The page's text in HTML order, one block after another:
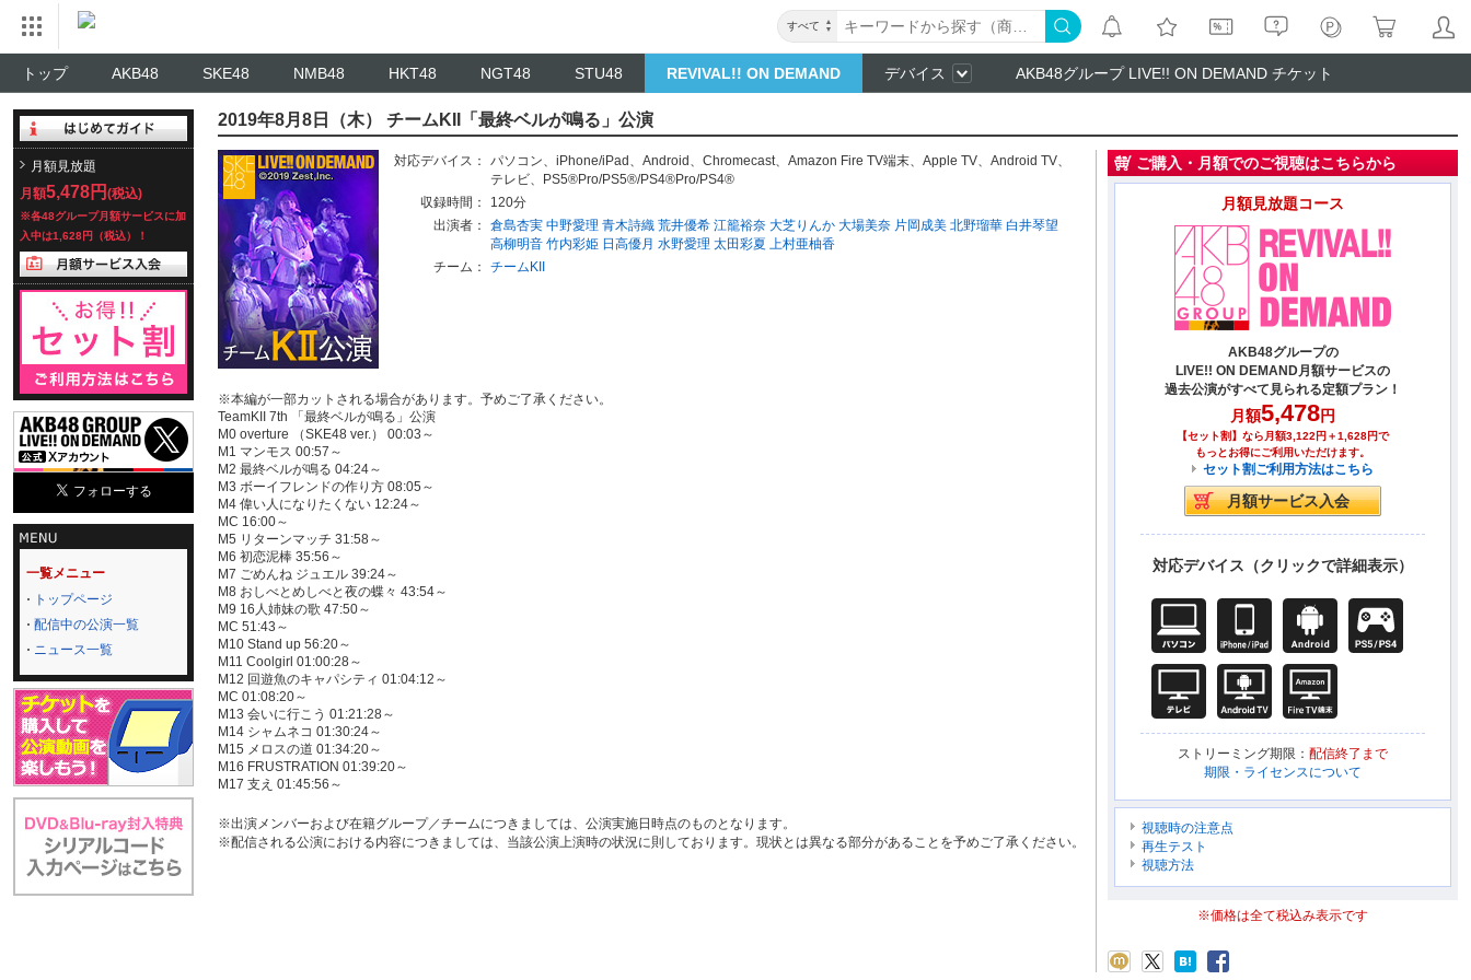
すべて
トップ AKB48 SKE48 NMB48 HKT48 NGT48 STU48 REVIVAL!! ON DEMAND デバイス AKB48グループ LIVE!! ON DEMAND チケット
月額見放題
月額5,478円 (税込)
※各48グループ月額サービスに加
入中は1,628円（税込）！
一覧メニュー
トップページ
配信中の公演一覧
ニュース一覧
2019年8月8日（木） チームKII「最終ベルが鳴る」公演
対応デバイス： パソコン、 iPhone/iPad 、 Android 、 Chromecast、 Amazon Fire TV端末、 Apple TV、 Android TV、
テレビ、
PS5®Pro/PS5®/PS4®Pro/PS4®
収録時間：
120分
出演者：
倉島杏実 中野愛理 青木詩織 荒井優希 江籠裕奈 大芝りんか 大場美奈 片岡成美 北野瑠華 白井琴望
高柳明音 竹内彩姫 日高優月 水野愛理 太田彩夏 上村亜柚香
チーム：
チームKII
※本編が一部カットされる場合があります。予めご了承ください。
TeamKII 7th 「最終ベルが鳴る」公演
M0 overture （SKE48 ver.） 00:03～
M1 マンモス 00:57～
M2 最終ベルが鳴る 04:24～
M3 ボーイフレンドの作り方 08:05～
M4 偉い人になりたくない 12:24～
MC 16:00～
M5 リターンマッチ 31:58～
M6 初恋泥棒 35:56～
M7 ごめんね ジュエル 39:24～
M8 おしべとめしべと夜の蝶々 43:54～
M9 16人姉妹の歌 47:50～
MC 51:43～
M10 Stand up 56:20～
M11 Coolgirl 01:00:28～
M12 回遊魚のキャパシティ 01:04:12～
MC 01:08:20～
M13 会いに行こう 01:21:28～
M14 シャムネコ 01:30:24～
M15 メロスの道 01:34:20～
M16 FRUSTRATION 01:39:20～
M17 支え 01:45:56～
※出演メンバーおよび在籍グループ／チームにつきましては、公演実施日時点のものとなります。
※配信される公演における内容につきましては、当該公演上演時の状況に則しております。現状とは異なる部分があることを予めご了承ください。
ご購入・月額でのご視聴はこちらから
月額見放題コース
AKB48グループの
LIVE!! ON DEMAND月額サービスの
過去公演がすべて見られる定額プラン！
月額5,478円
【セット割】なら月額3,122円＋1,628円で
もっとお得にご利用いただけます。
セット割ご利用方法はこちら
対応デバイス（クリックで詳細表示）
ストリーミング期限： 配信終了まで
期限・ライセンスについて
視聴時の注意点
再生テスト
視聴方法
※価格は全て税込み表示です